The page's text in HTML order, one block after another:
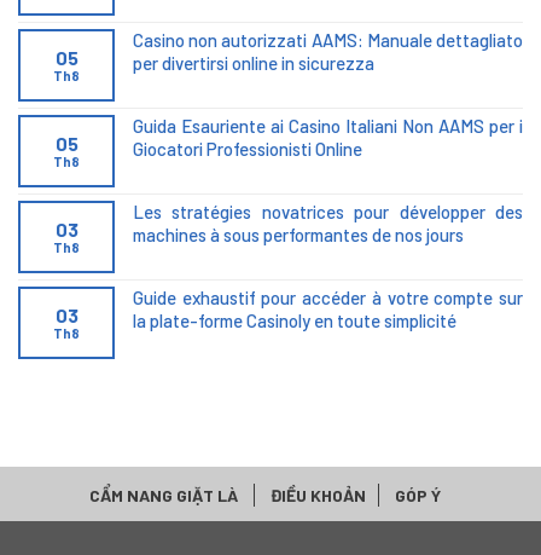
05
Th8
Casino non autorizzati AAMS: Manuale dettagliato
per divertirsi online in sicurezza
05
Th8
Guida Esauriente ai Casino Italiani Non AAMS per i
Giocatori Professionisti Online
03
Th8
Les stratégies novatrices pour développer des
machines à sous performantes de nos jours
03
Th8
Guide exhaustif pour accéder à votre compte sur
la plate-forme Casinoly en toute simplicité
CẨM NANG GIẶT LÀ ĐIỀU KHOẢN GÓP Ý